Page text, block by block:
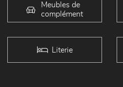
Meubles de
complément
Literie